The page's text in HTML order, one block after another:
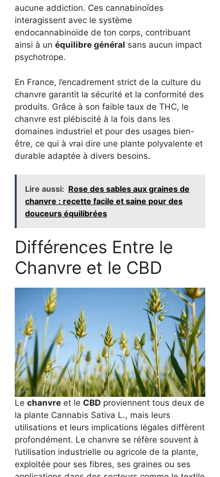
aucune addiction. Ces cannabinoïdes
interagissent avec le système
endocannabinoïde de ton corps, contribuant
ainsi à un équilibre général sans aucun impact
psychotrope.
En France, l’encadrement strict de la culture du
chanvre garantit la sécurité et la conformité des
produits. Grâce à son faible taux de THC, le
chanvre est plébiscité à la fois dans les
domaines industriel et pour des usages bien-
être, ce qui à vrai dire une plante polyvalente et
durable adaptée à divers besoins.
Lire aussi: Rose des sables aux graines de
chanvre : recette facile et saine pour des
douceurs équilibrées
Différences Entre le
Chanvre et le CBD
Le chanvre et le CBD proviennent tous deux de
la plante Cannabis Sativa L., mais leurs
utilisations et leurs implications légales diffèrent
profondément. Le chanvre se réfère souvent à
l’utilisation industrielle ou agricole de la plante,
exploitée pour ses fibres, ses graines ou ses